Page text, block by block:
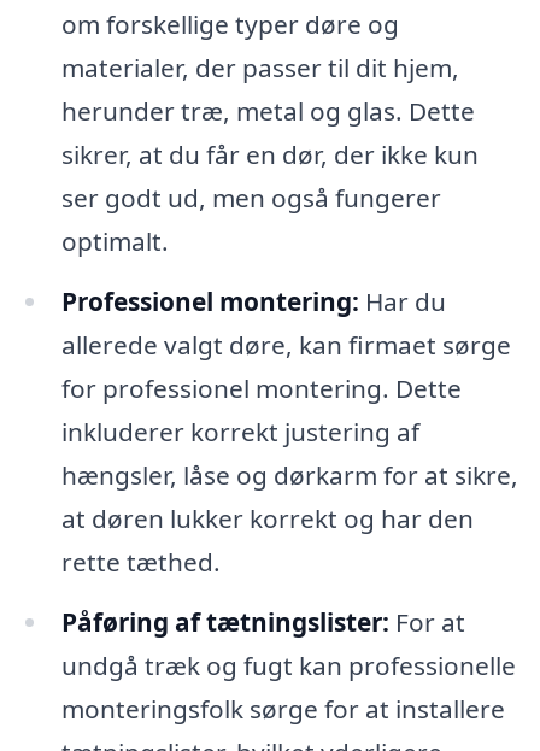
om forskellige typer døre og
materialer, der passer til dit hjem,
herunder træ, metal og glas. Dette
sikrer, at du får en dør, der ikke kun
ser godt ud, men også fungerer
optimalt.
Professionel montering: Har du
allerede valgt døre, kan firmaet sørge
for professionel montering. Dette
inkluderer korrekt justering af
hængsler, låse og dørkarm for at sikre,
at døren lukker korrekt og har den
rette tæthed.
Påføring af tætningslister: For at
undgå træk og fugt kan professionelle
monteringsfolk sørge for at installere